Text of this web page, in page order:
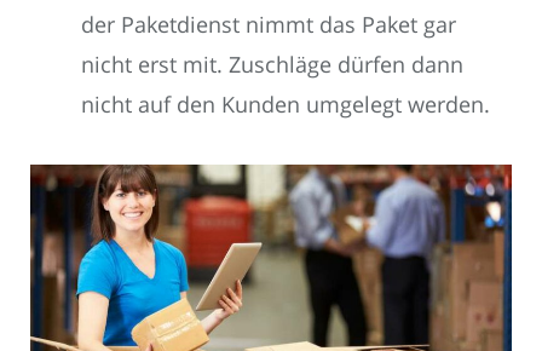
der Paketdienst nimmt das Paket gar
nicht erst mit. Zuschläge dürfen dann
nicht auf den Kunden umgelegt werden.